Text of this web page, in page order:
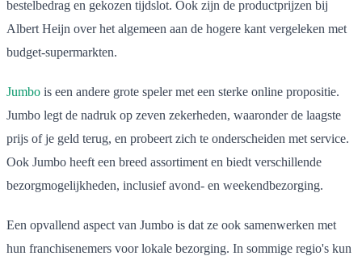
bestelbedrag en gekozen tijdslot. Ook zijn de productprijzen bij
Albert Heijn over het algemeen aan de hogere kant vergeleken met
budget-supermarkten.
Jumbo is een andere grote speler met een sterke online propositie.
Jumbo legt de nadruk op zeven zekerheden, waaronder de laagste
prijs of je geld terug, en probeert zich te onderscheiden met service.
Ook Jumbo heeft een breed assortiment en biedt verschillende
bezorgmogelijkheden, inclusief avond- en weekendbezorging.
Een opvallend aspect van Jumbo is dat ze ook samenwerken met
hun franchisenemers voor lokale bezorging. In sommige regio's kun